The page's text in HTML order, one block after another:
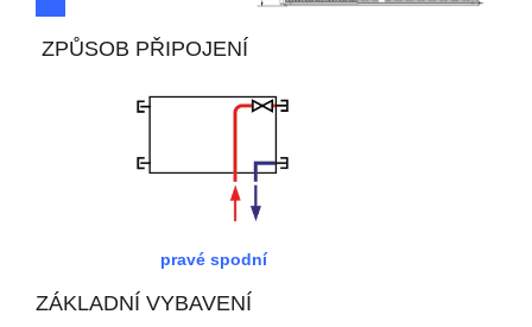
ZPŮSOB PŘIPOJENÍ
pravé spodní
ZÁKLADNÍ VYBAVENÍ